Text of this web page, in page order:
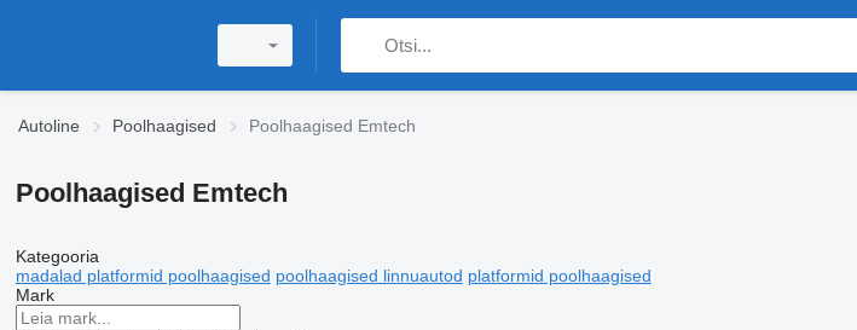
Autoline Poolhaagised Poolhaagised Emtech
Poolhaagised Emtech
Kategooria
madalad platformid poolhaagised poolhaagised linnuautod platformid poolhaagised
Mark